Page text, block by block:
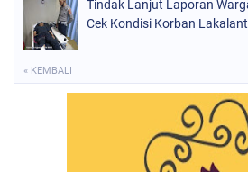
Tindak Lanjut Laporan
Cek Kondisi Korban
« KEMBALI